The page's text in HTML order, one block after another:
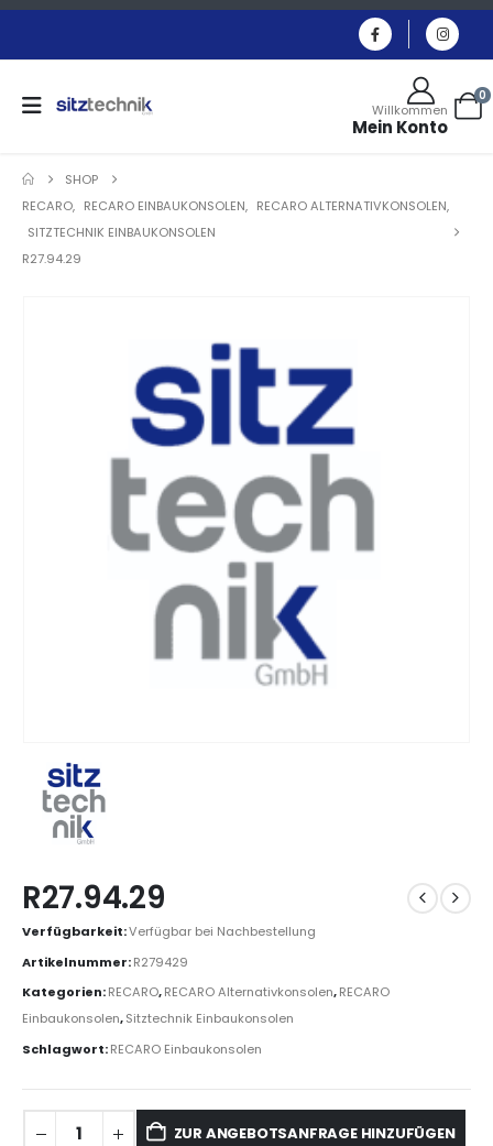
Willkommen
Mein Konto
0
SHOP
RECARO, RECARO EINBAUKONSOLEN, RECARO ALTERNATIVKONSOLEN,
SITZTECHNIK EINBAUKONSOLEN
R27.94.29
R27.94.29
Verfügbarkeit:Verfügbar bei Nachbestellung
Artikelnummer:R279429
Kategorien:RECARO,RECARO Alternativkonsolen,RECARO
Einbaukonsolen,Sitztechnik Einbaukonsolen
Schlagwort:RECARO Einbaukonsolen
ZUR ANGEBOTSANFRAGE HINZUFÜGEN